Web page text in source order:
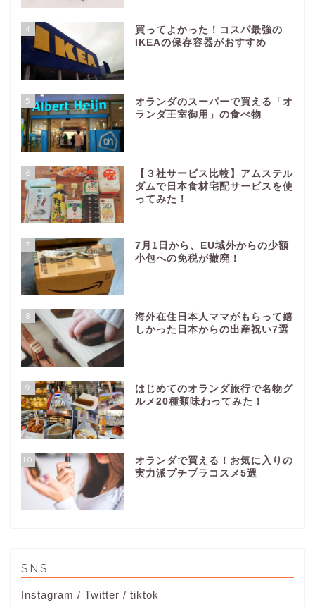
4
買ってよかった！コスパ最強の
IKEAの保存容器がおすすめ
5
オランダのスーパーで買える「オ
ランダ王室御用」の食べ物
6
【３社サービス比較】アムステル
ダムで日本食材宅配サービスを使
ってみた！
7
7月1日から、EU域外からの少額
小包への免税が撤廃！
8
海外在住日本人ママがもらって嬉
しかった日本からの出産祝い7選
9
はじめてのオランダ旅行で名物グ
ルメ20種類味わってみた！
10
オランダで買える！お気に入りの
実力派プチプラコスメ5選
SNS
Instagram / Twitter / tiktok